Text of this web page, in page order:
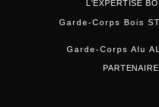
L'EXPERTISE
Garde-Corps Bois
Garde-Corps Alu
PARTENAIRE